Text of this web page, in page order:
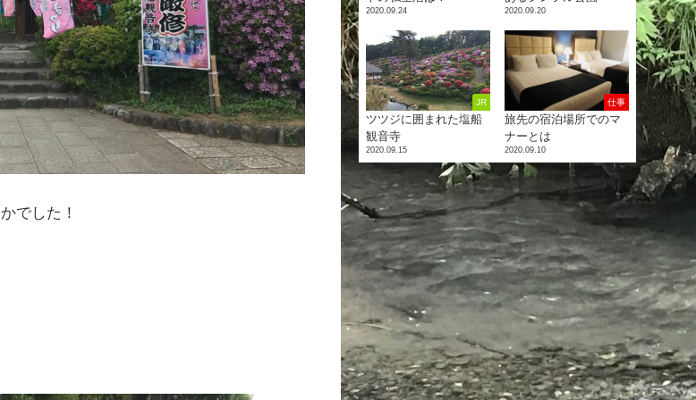
でした！
2020.09.24 2020.09.20
JR
ツツジに囲まれた塩船
観音寺
2020.09.15
仕事
旅先の宿泊場所でのマ
ナーとは
2020.09.10